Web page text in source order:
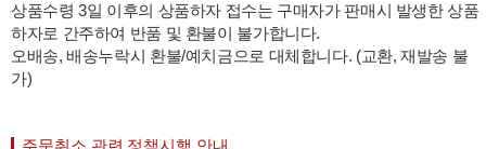
상품수령 3일 이후의 상품하자 접수는 구매자가 판매시 발생한 상품
하자로 간주하여 반품 및 환불이 불가합니다.
오배송, 배송누락시 환불/예치금으로 대체합니다. (교환, 재발송 불
가)
주문취소 관련 정책시행 안내